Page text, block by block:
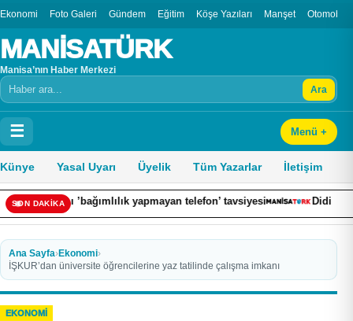
Ekonomi Foto Galeri Gündem Eğitim Köşe Yazıları Manşet Otomobil
MANİSATÜRK
Manisa’nın Haber Merkezi
Arama Ara
☰ Menü +
Künye Yasal Uyarı Üyelik Tüm Yazarlar İletişim
SON DAKİKAyapmayan telefon’ tavsiyesi Didim’de kadınlar dikiş
Ana Sayfa›Ekonomi›
İŞKUR’dan üniversite öğrencilerine yaz tatilinde çalışma imkanı
EKONOMI